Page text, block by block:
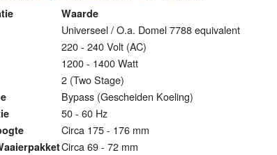
Waarde
Universeel / O.a. Domel 7788 equivalent
220 - 240 Volt (AC)
1200 - 1400 Watt
2 (Two Stage)
Bypass (Gescheiden Koeling)
50 - 60 Hz
Circa 175 - 176 mm
Circa 69 - 72 mm